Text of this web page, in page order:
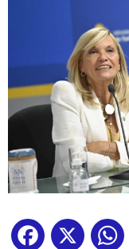
Facebook
X